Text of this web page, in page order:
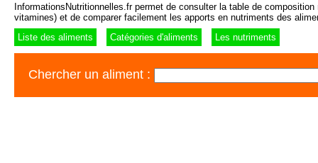
InformationsNutritionnelles.fr permet de consulter la table de
vitamines) et de comparer facilement les apports en nutriments des
Liste des aliments
Catégories d'aliments Les nutriments
Chercher un aliment :